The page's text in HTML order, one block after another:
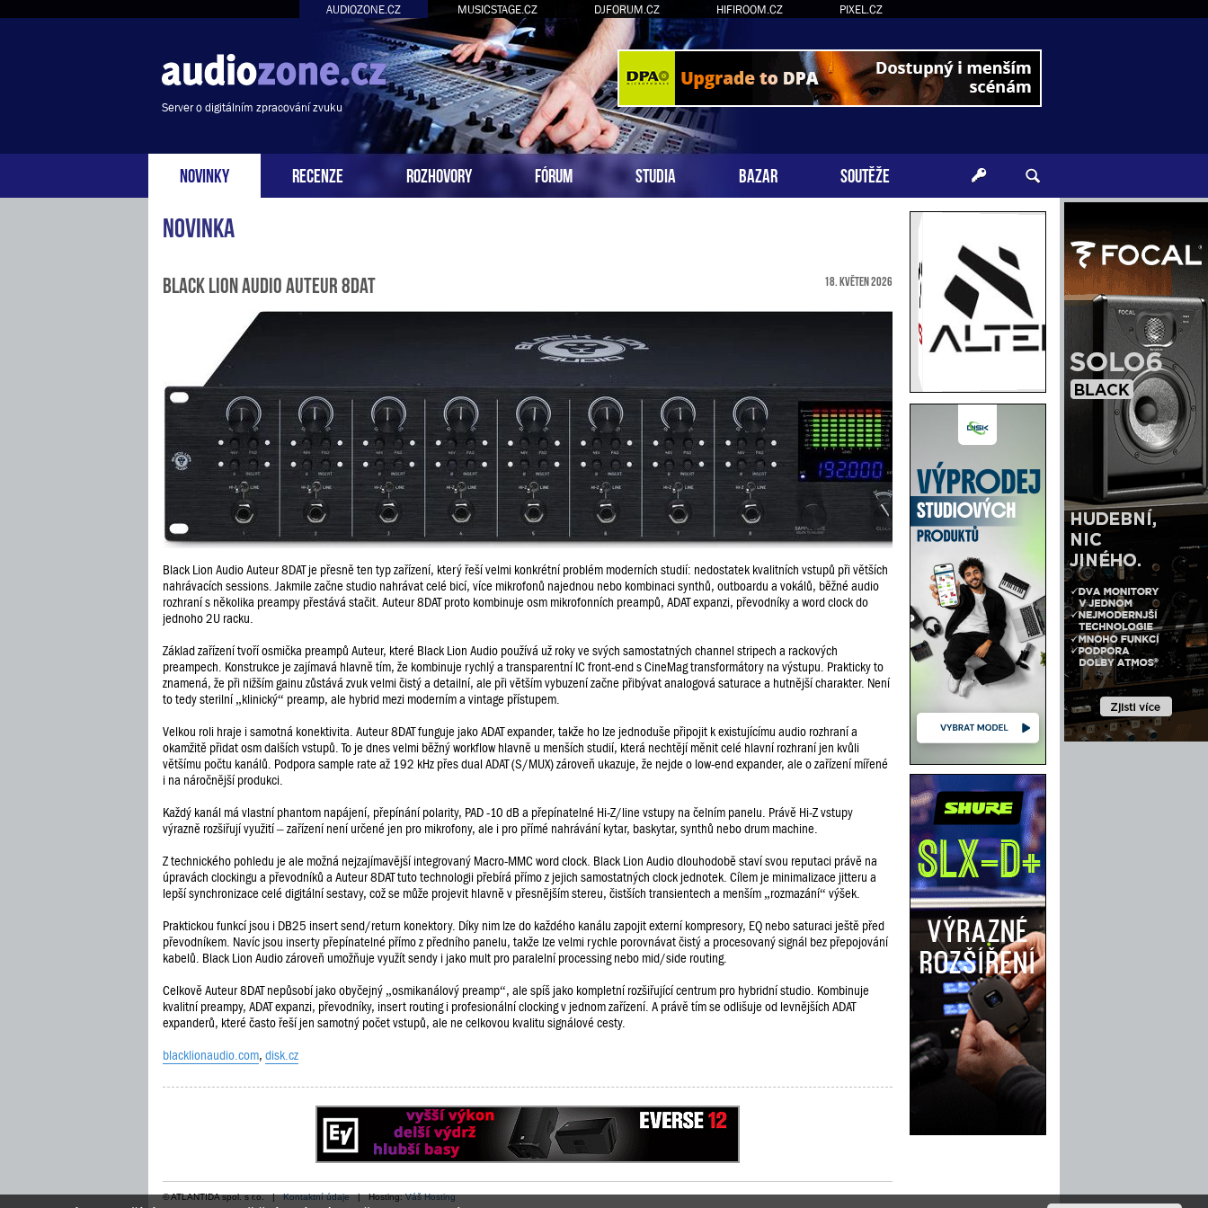
AUDIOZONE.CZ MUSICSTAGE.CZ DJFORUM.CZ HIFIROOM.CZ PIXEL.CZ
Server o digitálním zpracování zvuku
NOVINKY RECENZE ROZHOVORY FÓRUM STUDIA BAZAR SOUTĚŽE
Novinka
18. květen 2026
Black Lion Audio Auteur 8DAT
Black Lion Audio Auteur 8DAT je přesně ten typ zařízení, který řeší velmi konkrétní problém moderních studií: nedostatek kvalitních vstupů při větších
nahrávacích sessions. Jakmile začne studio nahrávat celé bicí, více mikrofonů najednou nebo kombinaci synthů, outboardu a vokálů, běžné audio
rozhraní s několika preampy přestává stačit. Auteur 8DAT proto kombinuje osm mikrofonních preampů, ADAT expanzi, převodníky a word clock do
jednoho 2U racku.
Základ zařízení tvoří osmička preampů Auteur, které Black Lion Audio používá už roky ve svých samostatných channel stripech a rackových
preampech. Konstrukce je zajímavá hlavně tím, že kombinuje rychlý a transparentní IC front-end s CineMag transformátory na výstupu. Prakticky to
znamená, že při nižším gainu zůstává zvuk velmi čistý a detailní, ale při větším vybuzení začne přibývat analogová saturace a hutnější charakter. Není
to tedy sterilní „klinický“ preamp, ale hybrid mezi moderním a vintage přístupem.
Velkou roli hraje i samotná konektivita. Auteur 8DAT funguje jako ADAT expander, takže ho lze jednoduše připojit k existujícímu audio rozhraní a
okamžitě přidat osm dalších vstupů. To je dnes velmi běžný workflow hlavně u menších studií, která nechtějí měnit celé hlavní rozhraní jen kvůli
většímu počtu kanálů. Podpora sample rate až 192 kHz přes dual ADAT (S/MUX) zároveň ukazuje, že nejde o low-end expander, ale o zařízení mířené
i na náročnější produkci.
Každý kanál má vlastní phantom napájení, přepínání polarity, PAD -10 dB a přepínatelné Hi-Z/line vstupy na čelním panelu. Právě Hi-Z vstupy
výrazně rozšiřují využití – zařízení není určené jen pro mikrofony, ale i pro přímé nahrávání kytar, baskytar, synthů nebo drum machine.
Z technického pohledu je ale možná nejzajímavější integrovaný Macro-MMC word clock. Black Lion Audio dlouhodobě staví svou reputaci právě na
úpravách clockingu a převodníků a Auteur 8DAT tuto technologii přebírá přímo z jejich samostatných clock jednotek. Cílem je minimalizace jitteru a
lepší synchronizace celé digitální sestavy, což se může projevit hlavně v přesnějším stereu, čistších transientech a menším „rozmazání“ výšek.
Praktickou funkcí jsou i DB25 insert send/return konektory. Díky nim lze do každého kanálu zapojit externí kompresory, EQ nebo saturaci ještě před
převodníkem. Navíc jsou inserty přepínatelné přímo z předního panelu, takže lze velmi rychle porovnávat čistý a procesovaný signál bez přepojování
kabelů. Black Lion Audio zároveň umožňuje využít sendy i jako mult pro paralelní processing nebo mid/side routing.
Celkově Auteur 8DAT nepůsobí jako obyčejný „osmikanálový preamp“, ale spíš jako kompletní rozšiřující centrum pro hybridní studio. Kombinuje
kvalitní preampy, ADAT expanzi, převodníky, insert routing i profesionální clocking v jednom zařízení. A právě tím se odlišuje od levnějších ADAT
expanderů, které často řeší jen samotný počet vstupů, ale ne celkovou kvalitu signálové cesty.
blacklionaudio.com, disk.cz
© ATLANTIDA spol. s r.o. |Kontaktní údaje| Hosting:Váš Hosting